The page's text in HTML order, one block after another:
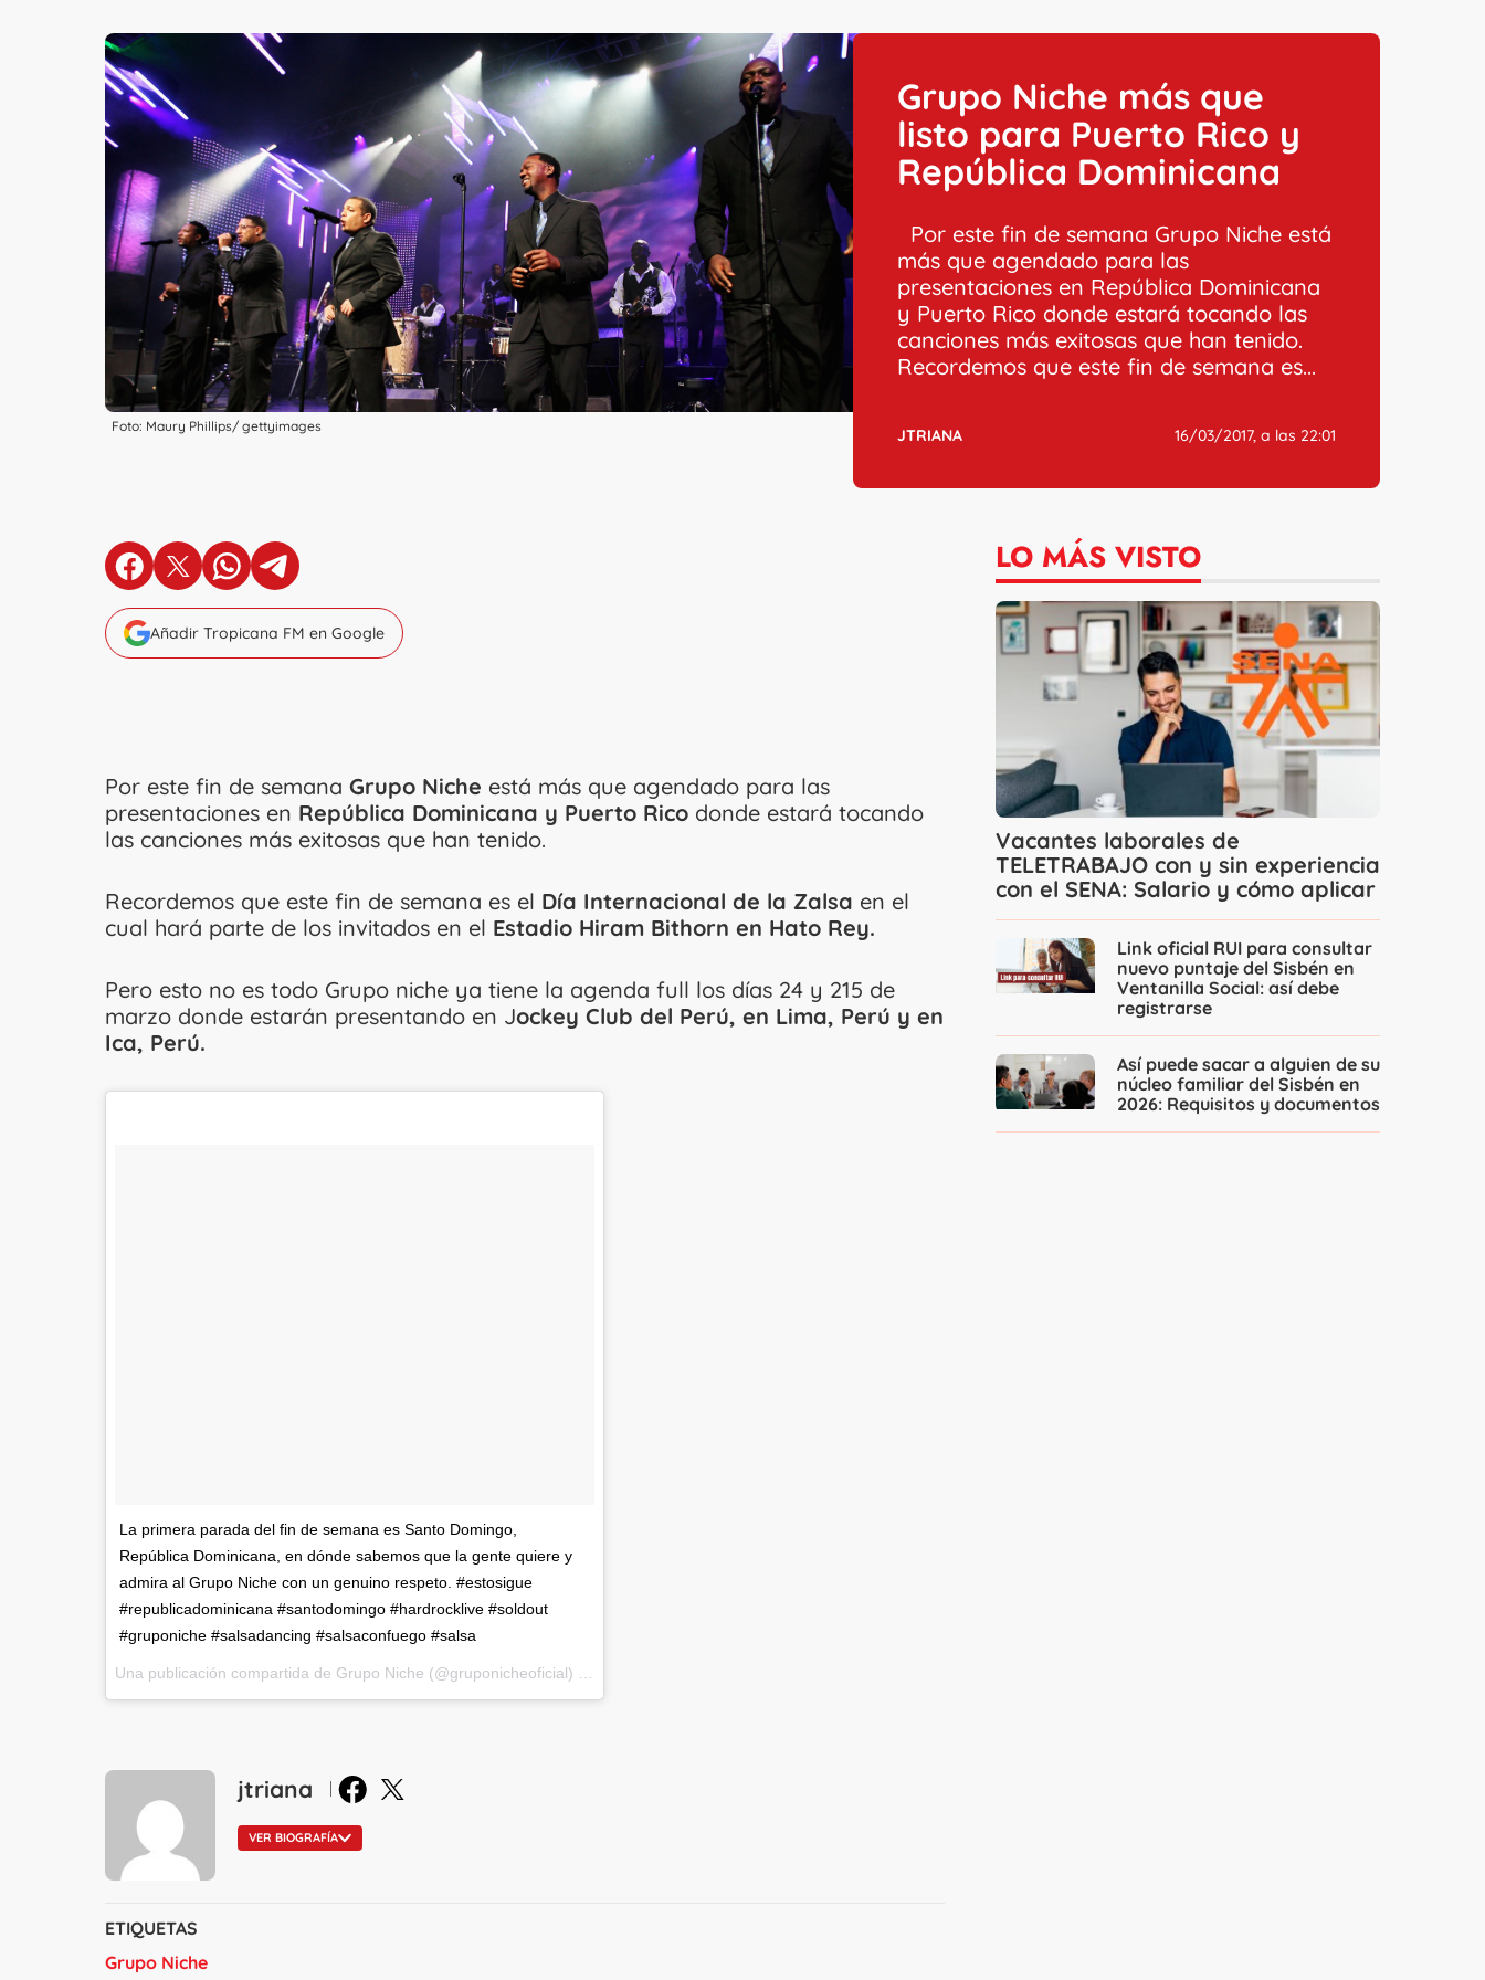
Foto: Maury Phillips/ gettyimages
Grupo Niche más que
listo para Puerto Rico y
República Dominicana
Por este fin de semana Grupo Niche está
más que agendado para las
presentaciones en República Dominicana
y Puerto Rico donde estará tocando las
canciones más exitosas que han tenido.
Recordemos que este fin de semana es...
JTRIANA 16/03/2017, a las 22:01
en Facebook
en X en Whatsapp
en Telegram
Añadir Tropicana FM en Google
Por este fin de semana Grupo Niche está más que agendado para las
presentaciones en República Dominicana y Puerto Rico donde estará tocando
las canciones más exitosas que han tenido.
Recordemos que este fin de semana es el Día Internacional de la Zalsa en el
cual hará parte de los invitados en el Estadio Hiram Bithorn en Hato Rey.
Pero esto no es todo Grupo niche ya tiene la agenda full los días 24 y 215 de
marzo donde estarán presentando en Jockey Club del Perú, en Lima, Perú y en
Ica, Perú.
La primera parada del fin de semana es Santo Domingo,
República Dominicana, en dónde sabemos que la gente quiere y
admira al Grupo Niche con un genuino respeto. #estosigue
#republicadominicana #santodomingo #hardrocklive #soldout
#gruponiche #salsadancing #salsaconfuego #salsa
jtriana en Facebook
en X
VER BIOGRAFÍA
ETIQUETAS
Grupo Niche
LO MÁS VISTO
Vacantes laborales de
TELETRABAJO con y sin experiencia
con el SENA: Salario y cómo aplicar
Link oficial RUI para consultar
nuevo puntaje del Sisbén en
Ventanilla Social: así debe
registrarse
Así puede sacar a alguien de su
núcleo familiar del Sisbén en
2026: Requisitos y documentos